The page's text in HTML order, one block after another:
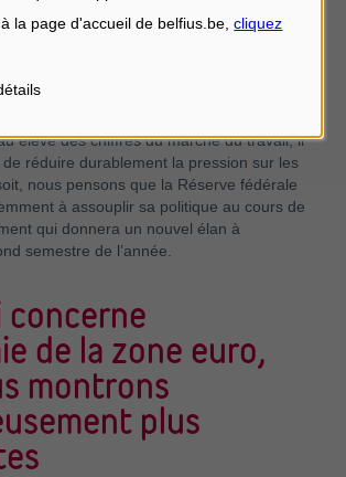
principe que la Réserve fédérale va
politique. Ces attentes se sont quelque
semaines. Une baisse du taux
n’est plus à l’ordre du jour selon les
recule plus lentement qu’espéré et
la hausse au mois de février. Avec le
élevé des chiffres du marché du travail, il
réduire durablement la pression sur les
nous pensons que la Réserve fédérale
à assouplir sa politique au cours de
qui donnera un nouvel élan à
semestre de l’année.
concerne
de la zone euro,
montrons
plus